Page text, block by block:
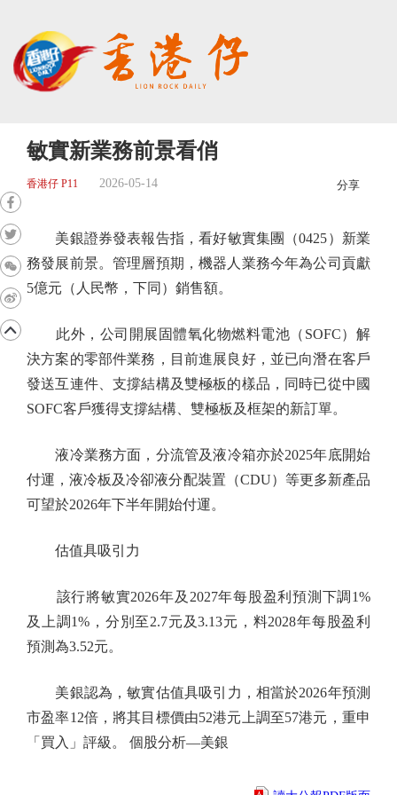
敏實新業務前景看俏
香港仔 P11 2026-05-14 分享
美銀證券發表報告指，看好敏實集團（0425）新業
務發展前景。管理層預期，機器人業務今年為公司貢獻
5億元（人民幣，下同）銷售額。
此外，公司開展固體氧化物燃料電池（SOFC）解
決方案的零部件業務，目前進展良好，並已向潛在客戶
發送互連件、支撐結構及雙極板的樣品，同時已從中國
SOFC客戶獲得支撐結構、雙極板及框架的新訂單。
液冷業務方面，分流管及液冷箱亦於2025年底開始
付運，液冷板及冷卻液分配裝置（CDU）等更多新產品
可望於2026年下半年開始付運。
估值具吸引力
該行將敏實2026年及2027年每股盈利預測下調1%
及上調1%，分別至2.7元及3.13元，料2028年每股盈利
預測為3.52元。
美銀認為，敏實估值具吸引力，相當於2026年預測
市盈率12倍，將其目標價由52港元上調至57港元，重申
「買入」評級。 個股分析—美銀